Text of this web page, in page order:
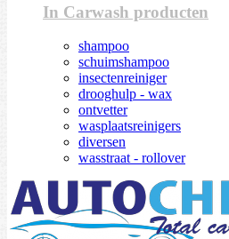
In Carwash producten
shampoo
schuimshampoo
insectenreiniger
drooghulp - wax
ontvetter
wasplaatsreinigers
diversen
wasstraat - rollover